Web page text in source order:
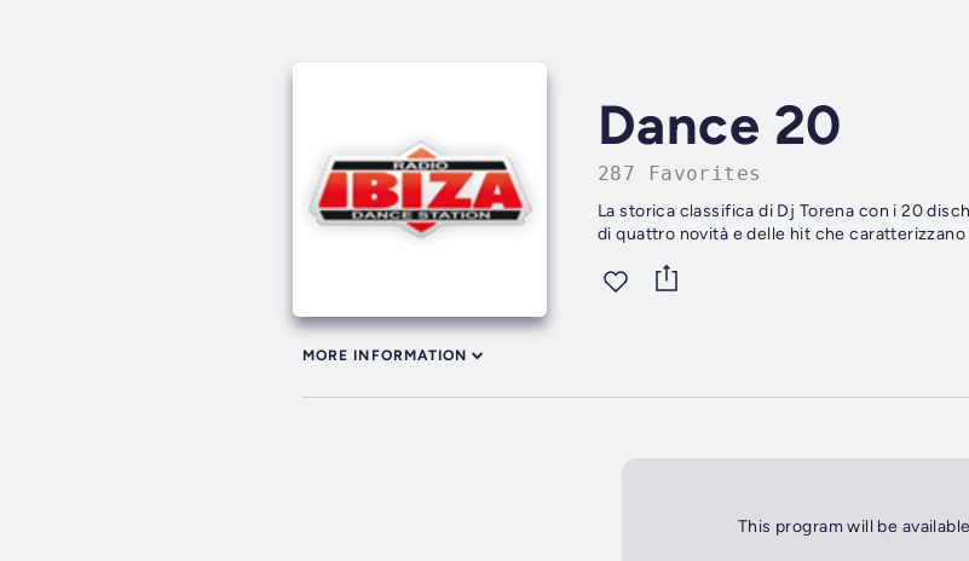
Dance 20
287 Favorites
La storica classifica di Dj Torena con i 20
di quattro novità e delle hit che
MORE INFORMATION
This program will be